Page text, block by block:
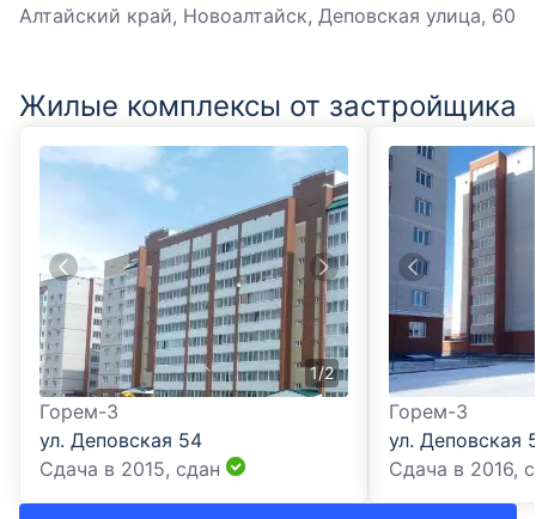
Алтайский край, Новоалтайск, Деповская улица, 60
Жилые комплексы от застройщика
1/2
Горем-3
ул. Деповская 54
Сдача в 2015, сдан
Горем-3
ул. Деповская
Сдача в 2016,